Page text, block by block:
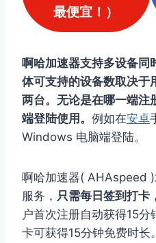
最便宜！）
啊哈加速器支持多设备同
体可支持的设备数取决于
两台。无论是在哪一端注
端登陆使用。 例如在安卓
Windows 电脑端登陆。
啊哈加速器( AHAspeed
服务， 只需每日签到打卡
户首次注册自动获得15
卡可获得15分钟免费时长